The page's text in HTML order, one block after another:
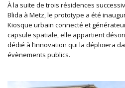
À la suite de trois résidences
Blida à Metz, le prototype a été
Kiosque urbain connecté et
capsule spatiale, elle appartient
dédié à l’innovation qui la déploiera
évènements publics.